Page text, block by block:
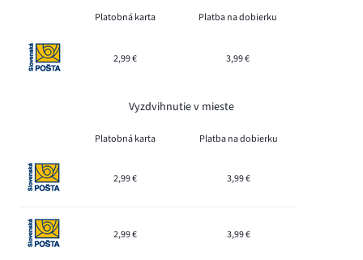
Platobná karta Platba na dobierku
2,99 € 3,99 €
Vyzdvihnutie v mieste
Platobná karta Platba na dobierku
2,99 € 3,99 €
2,99 € 3,99 €